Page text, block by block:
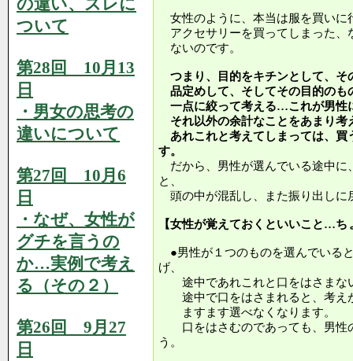
の違い、ズレに
ついて
第28回 10月13
日
・男女の思考の
違いについて
第27回 10月6
日
・なぜ、女性が
グチを言うの
か…実例で考え
る（その２）
第26回 9月27
日
女性のように、本当は服を買いに
アクセサリーを買ってしまった、
ないのです。
つまり、目的をキチンとして、そ
品定めして、そしてその目的のも
一点に絞って考える…これが男性
それ以外の余計なことをあまり考
あれこれと考えてしまっては、買
す。
だから、男性が選んでいる途中に
と、
頭の中が混乱し、また振り出しに
【女性が覚えておくといいこと…ち
●男性が１つのものを選んでいる
げ、
途中であれこれと口をはさまな
途中で口をはさまれると、考え
ますます選べなくなります。
口をはさむのであっても、男性
う。